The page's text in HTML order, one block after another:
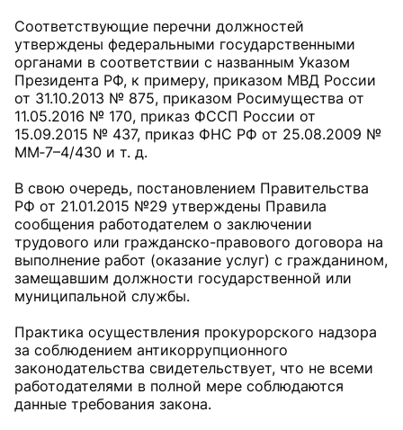
Соответствующие перечни должностей
утверждены федеральными государственными
органами в соответствии с названным Указом
Президента РФ, к примеру, приказом МВД России
от 31.10.2013 № 875, приказом Росимущества от
11.05.2016 № 170, приказ ФССП России от
15.09.2015 № 437, приказ ФНС РФ от 25.08.2009 №
ММ‑7–4/430 и т. д.
В свою очередь, постановлением Правительства
РФ от 21.01.2015 №29 утверждены Правила
сообщения работодателем о заключении
трудового или гражданско-правового договора на
выполнение работ (оказание услуг) с гражданином,
замещавшим должности государственной или
муниципальной службы.
Практика осуществления прокурорского надзора
за соблюдением антикоррупционного
законодательства свидетельствует, что не всеми
работодателями в полной мере соблюдаются
данные требования закона.